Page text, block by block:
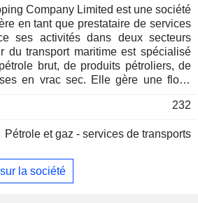
Company Limited est une société
en tant que prestataire de services
ses activités dans deux secteurs
du transport maritime est spécialisé
brut, de produits pétroliers, de
en vrac sec. Elle gère une flotte
de méthaniers et de différentes
pétrolières dans le cadre de leurs
filiale Greatship (India) Limited. Ses
le Jag Lok, le Jag Lalit, le Jag
232
Pétrole et gaz - services de transports
la société